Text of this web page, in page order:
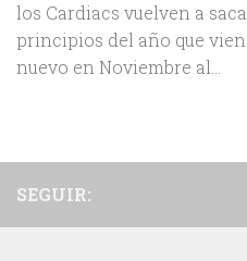
los Cardiacs vuelven a
principios del año que
nuevo en Noviembre al...
SEGUIR: